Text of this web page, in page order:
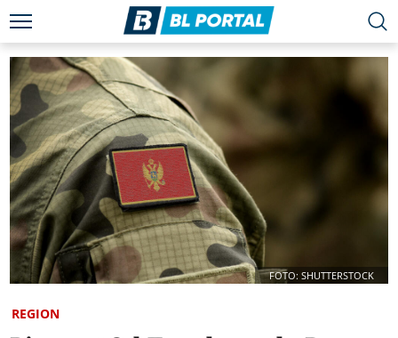
FOTO: SHUTTERSTOCK
REGION